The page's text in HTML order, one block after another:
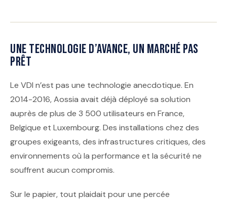
Une technologie d’avance, un marché pas
prêt
Le VDI n’est pas une technologie anecdotique. En
2014-2016, Aossia avait déjà déployé sa solution
auprès de plus de 3 500 utilisateurs en France,
Belgique et Luxembourg. Des installations chez des
groupes exigeants, des infrastructures critiques, des
environnements où la performance et la sécurité ne
souffrent aucun compromis.
Sur le papier, tout plaidait pour une percée